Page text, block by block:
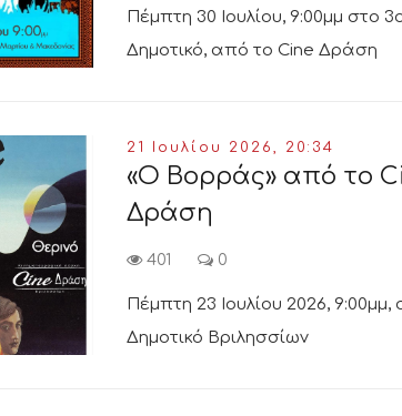
Πέμπτη 30 Ιουλίου, 9:00μμ στο
Δημοτικό, από το Cine Δράση
21 Ιουλίου 2026, 20:34
«Ο Βορράς» από το
Δράση
401 0
Πέμπτη 23 Ιουλίου 2026, 9:00μμ,
Δημοτικό Βριλησσίων